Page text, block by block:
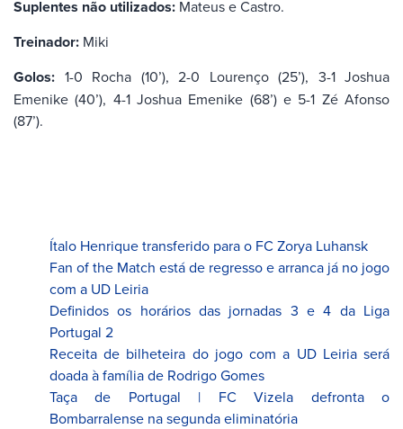
Suplentes não utilizados: Mateus e Castro.
Treinador: Miki
Golos: 1-0 Rocha (10’), 2-0 Lourenço (25’), 3-1 Joshua
Emenike (40’), 4-1 Joshua Emenike (68’) e 5-1 Zé Afonso
(87’).
Ítalo Henrique transferido para o FC Zorya Luhansk
Fan of the Match está de regresso e arranca já no jogo
com a UD Leiria
Definidos os horários das jornadas 3 e 4 da Liga
Portugal 2
Receita de bilheteira do jogo com a UD Leiria será
doada à família de Rodrigo Gomes
Taça de Portugal | FC Vizela defronta o
Bombarralense na segunda eliminatória